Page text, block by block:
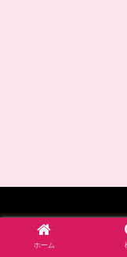
© 2017-2026 四
ホーム